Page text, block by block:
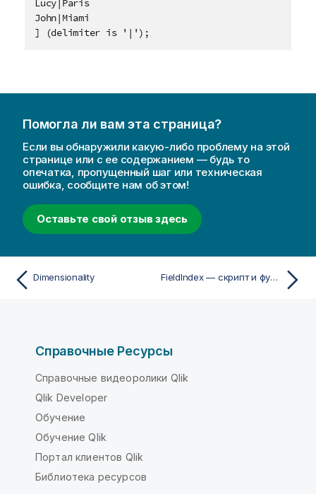
Lucy|Paris
John|Miami
] (delimiter is '|');
Помогла ли вам эта страница?
Если вы обнаружили какую-либо проблему на этой
странице или с ее содержанием — будь то
опечатка, пропущенный шаг или техническая
ошибка, сообщите нам об этом!
Оставьте свой отзыв здесь
Dimensionality FieldIndex — скрипт и функция диаграммы
Справочные Ресурсы
Справочные видеоролики Qlik
Qlik Developer
Обучение
Обучение Qlik
Портал клиентов Qlik
Библиотека ресурсов